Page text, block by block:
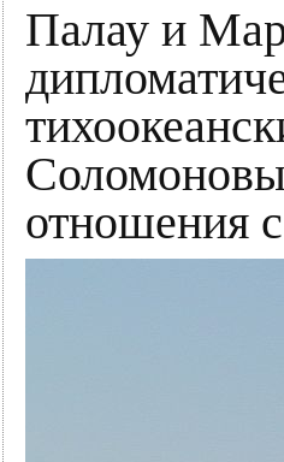
Палау и
Соломоновы
отношения